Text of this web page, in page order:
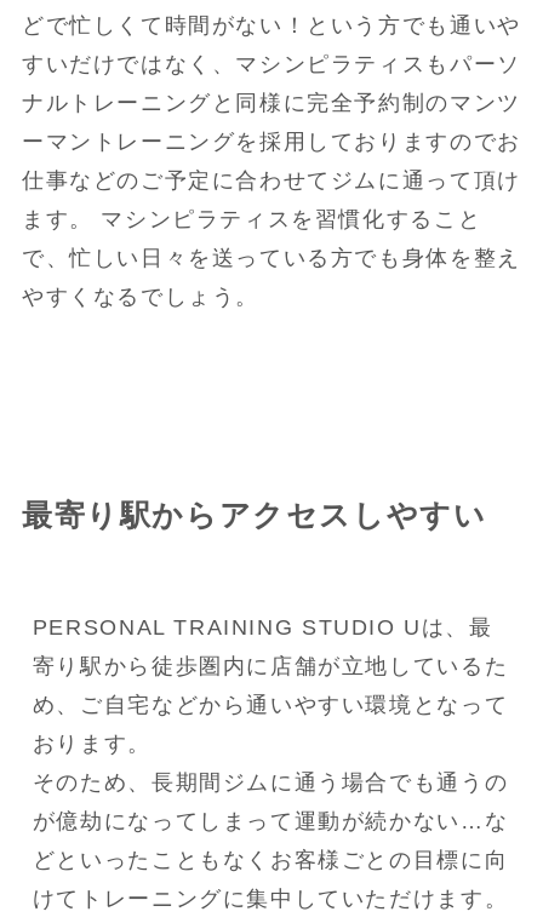
どで忙しくて時間がない！という方でも通いや
すいだけではなく、マシンピラティスもパーソ
ナルトレーニングと同様に完全予約制のマンツ
ーマントレーニングを採用しておりますのでお
仕事などのご予定に合わせてジムに通って頂け
ます。 マシンピラティスを習慣化すること
で、忙しい日々を送っている方でも身体を整え
やすくなるでしょう。
最寄り駅からアクセスしやすい
PERSONAL TRAINING STUDIO Uは、最
寄り駅から徒歩圏内に店舗が立地しているた
め、ご自宅などから通いやすい環境となって
おります。
そのため、長期間ジムに通う場合でも通うの
が億劫になってしまって運動が続かない…な
どといったこともなくお客様ごとの目標に向
けてトレーニングに集中していただけます。